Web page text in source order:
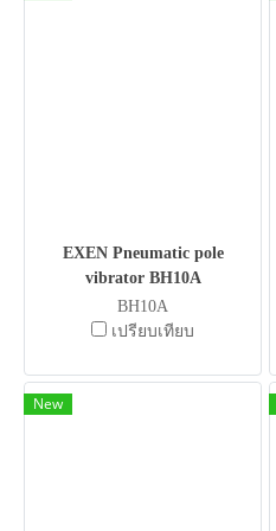
EXEN Pneumatic pole
vibrator BH10A
BH10A
เปรียบเทียบ
New